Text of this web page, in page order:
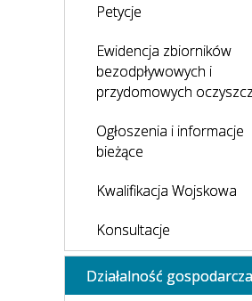
Petycje
Ewidencja zbiorników
bezodpływowych i
przydomowych
Ogłoszenia i informacje
bieżące
Kwalifikacja Wojskowa
Konsultacje
Działalność gospodarcza